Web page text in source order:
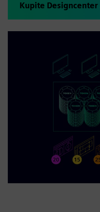
Kupite Designcenter